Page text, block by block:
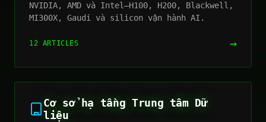
NVIDIA, AMD và Intel—H100, H200, Blackwell,
MI300X, Gaudi và silicon vận hành AI.
12 ARTICLES →
Cơ sở hạ tầng Trung tâm Dữ
liệu